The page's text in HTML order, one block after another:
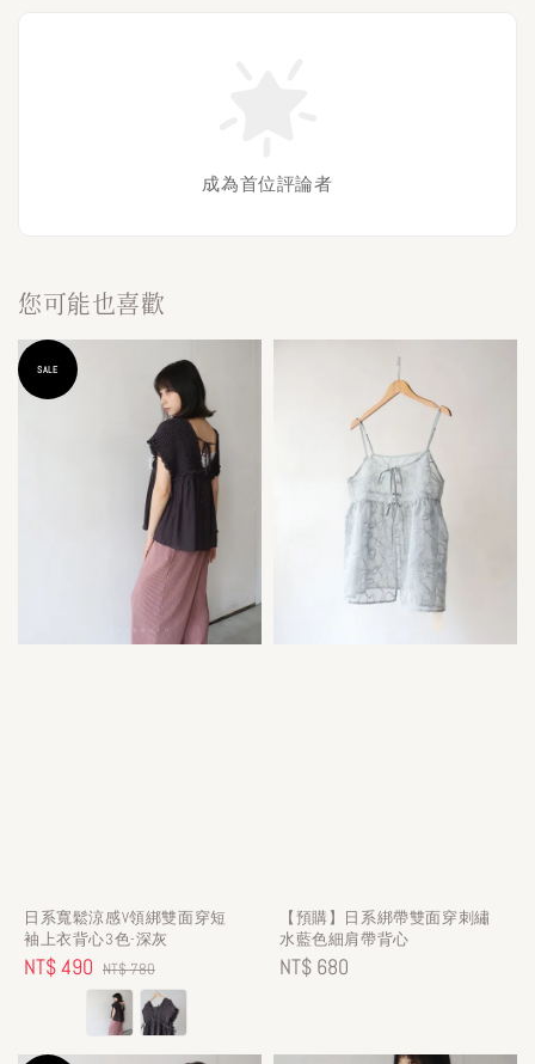
成為首位評論者
您可能也喜歡
SALE
日系寬鬆涼感V領綁雙面穿短
袖上衣背心3色-深灰
Sale
NT$ 490 Regular
price
NT$ 780
【預購】日系綁帶雙面穿刺繡
水藍色細肩帶背心
Regular
NT$ 680